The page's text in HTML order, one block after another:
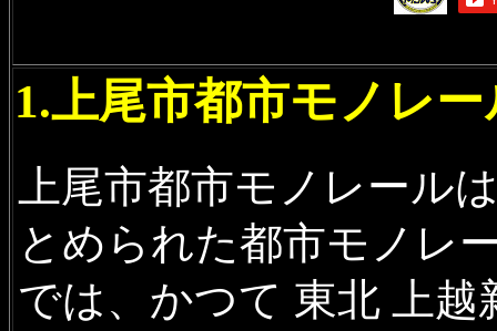
1.上尾市都市モノレー
上尾市都市モノレール
とめられた都市モノレ
では、かつて 東北 上